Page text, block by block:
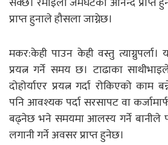
प्राप्त हुनाले हौसला जाग्नेछ।
मकर:केही पाउन केही वस्तु त्याग्नुपर्ला।
प्रयत्न गर्ने समय छ। टाढाका
दोहोर्याएर प्रयत्न गर्दा रोकिएको
पनि आवश्यक पर्दा सरसापट वा
बढ्नेछ भने समयमा आलस्य गर्ने बानीले
लगानी गर्ने अवसर प्राप्त हुनेछ।